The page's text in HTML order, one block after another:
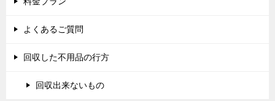
よくあるご質問
回収した不用品の行方
回収出来ないもの